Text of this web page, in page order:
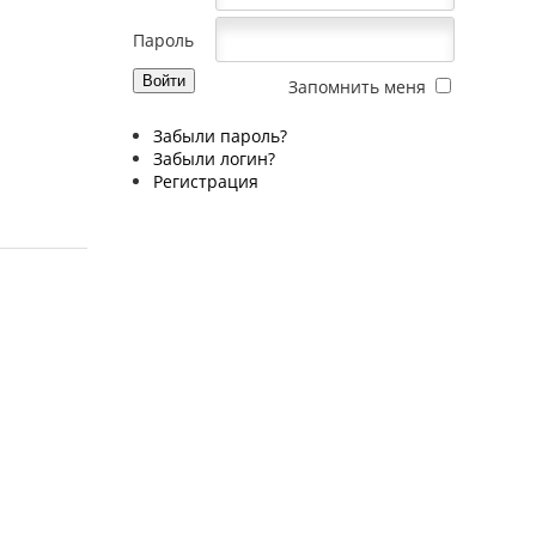
Пароль
Запомнить меня
Забыли пароль?
Забыли логин?
Регистрация